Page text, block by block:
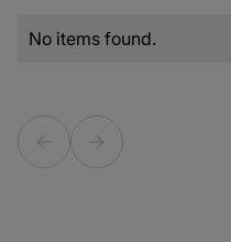
No items found.